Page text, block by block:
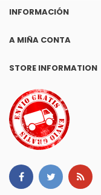
INFORMACIÓN
A MIÑA CONTA
STORE INFORMATION